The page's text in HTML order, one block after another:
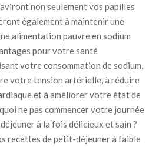
non seulement vos papilles
également à maintenir une
alimentation pauvre en sodium
pour votre santé
votre consommation de sodium,
votre tension artérielle, à réduire
et à améliorer votre état de
ne pas commencer votre journée
à la fois délicieux et sain ?
recettes de petit-déjeuner à faible